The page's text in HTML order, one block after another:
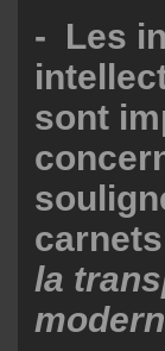
- Les
sont
la